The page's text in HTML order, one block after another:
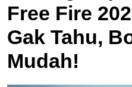
Free Fire
Gak Tahu,
Mudah!